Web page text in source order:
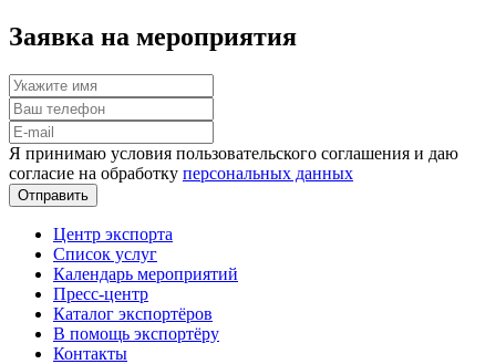
Заявка на мероприятия
Я принимаю условия пользовательского соглашения и даю
согласие на обработку персональных данных
Отправить
Центр экспорта
Список услуг
Календарь мероприятий
Пресс-центр
Каталог экспортёров
В помощь экспортёру
Контакты